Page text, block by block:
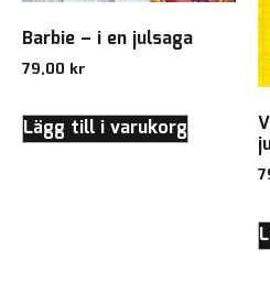
Barbie – i en julsaga
79,00 kr
Lägg till i varukorg